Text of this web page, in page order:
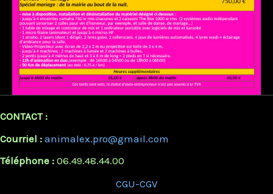
CONTACT :
Courriel : animalex.pro@gmail.com
Téléphone : 06.49.48.44.00
CGU-CGV